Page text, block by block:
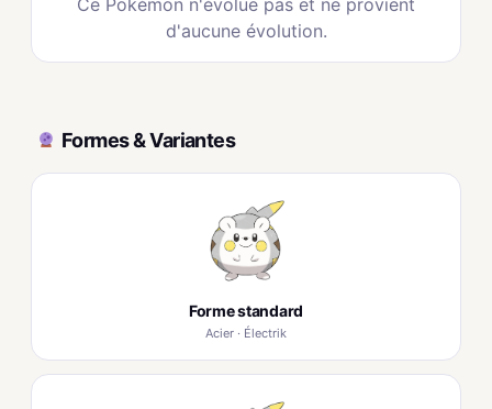
Ce Pokémon n'évolue pas et ne provient
d'aucune évolution.
Formes & Variantes
Forme standard
Acier · Électrik